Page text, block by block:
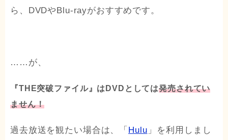
ら、DVDやBlu-rayがおすすめです。
……が、
『THE突破ファイル』はDVDとしては発売されてい
ません！
過去放送を観たい場合は、「 Hulu 」を利用しまし